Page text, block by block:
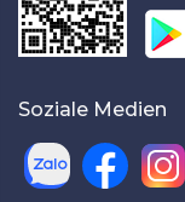
Soziale Medien